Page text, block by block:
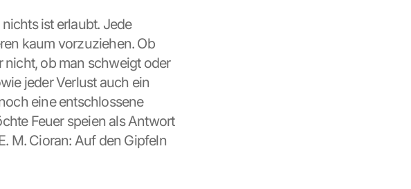
ist erlaubt. Jede
kaum vorzuziehen. Ob
nicht, ob man schweigt oder
jeder Verlust auch ein
eine entschlossene
Feuer speien als Antwort
M. Cioran: Auf den Gipfeln